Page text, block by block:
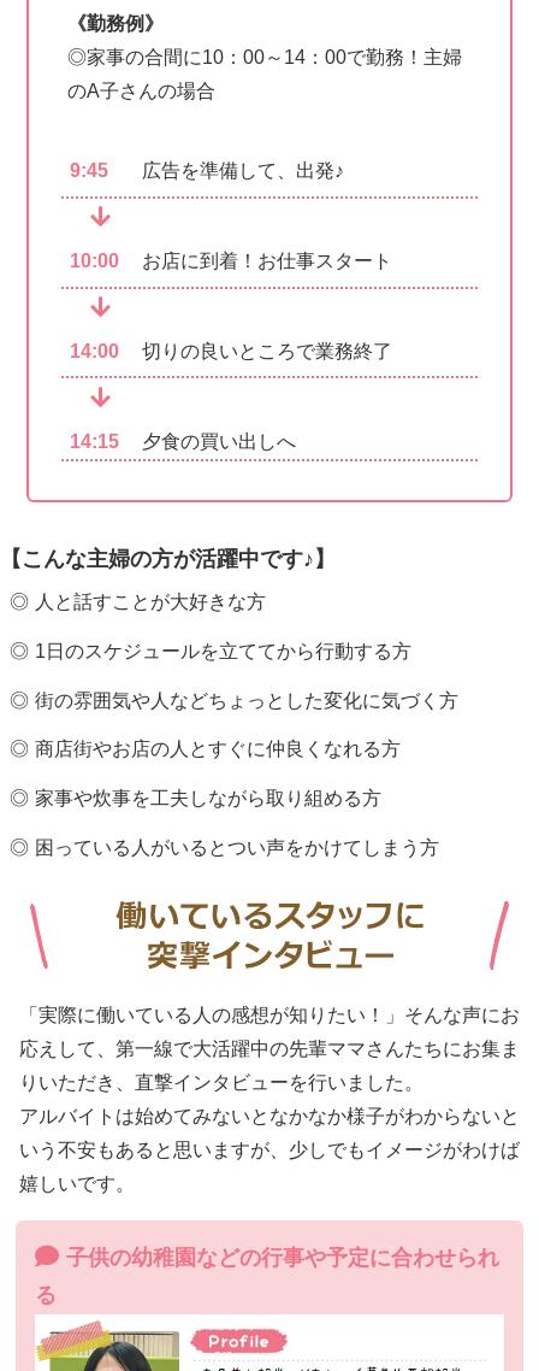
《勤務例》
◎家事の合間に10：00～14：00で勤務！主婦
のA子さんの場合
9:45 広告を準備して、出発♪
10:00 お店に到着！お仕事スタート
14:00 切りの良いところで業務終了
14:15 夕食の買い出しへ
【こんな主婦の方が活躍中です♪】
人と話すことが大好きな方
1日のスケジュールを立ててから行動する方
街の雰囲気や人などちょっとした変化に気づく方
商店街やお店の人とすぐに仲良くなれる方
家事や炊事を工夫しながら取り組める方
困っている人がいるとつい声をかけてしまう方
「実際に働いている人の感想が知りたい！」そんな声にお
応えして、第一線で大活躍中の先輩ママさんたちにお集ま
りいただき、直撃インタビューを行いました。
アルバイトは始めてみないとなかなか様子がわからないと
いう不安もあると思いますが、少しでもイメージがわけば
嬉しいです。
子供の幼稚園などの行事や予定に合わせられ
る